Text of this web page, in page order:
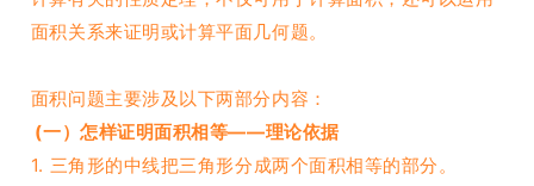
面积关系来证明或计算平面几何题。
面积问题主要涉及以下两部分内容：
(一）怎样证明面积相等——理论依据
1. 三角形的中线把三角形分成两个面积相等的部分。